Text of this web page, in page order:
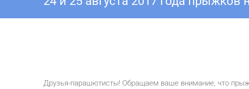
Друзья-парашютисты! Обращаем ваше внимание, что